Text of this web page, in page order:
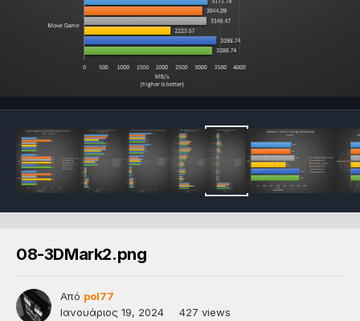
08-3DMark2.png
Από pol77
Ιανουάριος 19, 2024
427 views